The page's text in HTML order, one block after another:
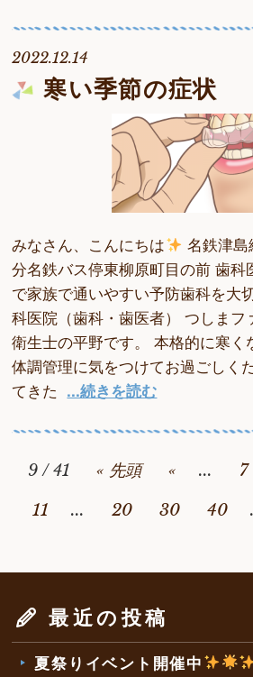
2022.12.14
寒い季節の症状
みなさん、こんにちは
名鉄津
分名鉄バス停東柳原町目の前 歯科
で家族で通いやすい予防歯科を大
科医院（歯科・歯医者） つしまフ
衛生士の平野です。 本格的に寒く
体調管理に気をつけてお過ごしく
てきた ...続きを読む
9 / 41 « 先頭 « ... 7
11
... 20 30 40
最近の投稿
夏祭りイベント開催中